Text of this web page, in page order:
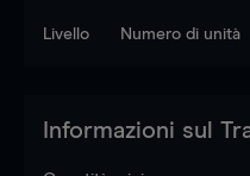
Livello Numero di unità
Informazioni sul